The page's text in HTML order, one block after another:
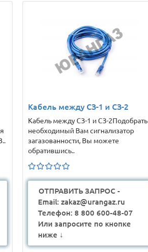
Кабель между СЗ-1 и СЗ-2
Кабель между СЗ-1 и СЗ-2Подобрать
необходимый Вам сигнализатор
загазованности, Вы можете
обратившись..
ОТПРАВИТЬ ЗАПРОС -
Email: zakaz@urangaz.ru
Телефон: 8 800 600-48-07
Или запросите по кнопке
ниже ↓